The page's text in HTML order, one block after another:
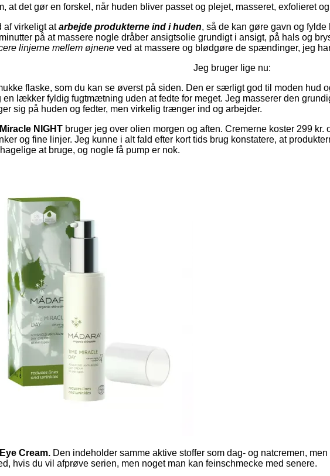
at det gør en forskel, når huden bliver passet og plejet, masseret, exfolieret
af virkeligt atarbejde produkterne ind i huden, så de kan gøre gavn og fylde
på at massere nogle dråber ansigtsolie grundigt i ansigt, på hals og
linjerne mellem øjnene ved at massere og blødgøre de spændinger, jeg
Jeg bruger lige nu:
flaske, som du kan se øverst på siden. Den er særligt god til moden
en lækker fyldig fugtmætning uden at fedte for meget. Jeg masserer den
sig på huden og fedter, men virkelig trænger ind og arbejder.
NIGHT bruger jeg over olien morgen og aften. Cremerne koster 299
og fine linjer. Jeg kunne i alt fald efter kort tids brug konstatere, at
at bruge, og nogle få pump er nok.
Cream. Den indeholder samme aktive stoffer som dag- og natcremen,
hvis du vil afprøve serien, men noget man kan feinschmecke med senere.